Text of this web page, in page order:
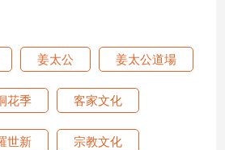
姜太公 姜太公道場
花季 客家文化
世新 宗教文化